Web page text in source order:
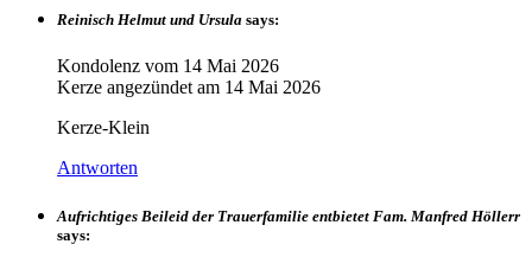
Reinisch Helmut und Ursula says:
Kondolenz vom 14 Mai 2026
Kerze angezündet am 14 Mai 2026
Kerze-Klein
Antworten
Aufrichtiges Beileid der Trauerfamilie entbietet Fam. Manfred Höllerr
says: